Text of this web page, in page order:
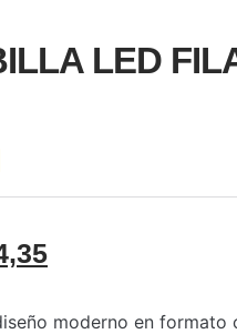
LED
moderno en